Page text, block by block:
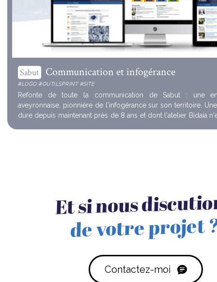
Sabut Communication et infogérance
#LOGO #OUTILSPRINT #SITE
Refonte de toute la communication de Sabut : une
aveyronnaise, pionnière de l'infogérance sur son territoire. Une collaboration qui
Et si nous
de votre projet
Contactez-moi